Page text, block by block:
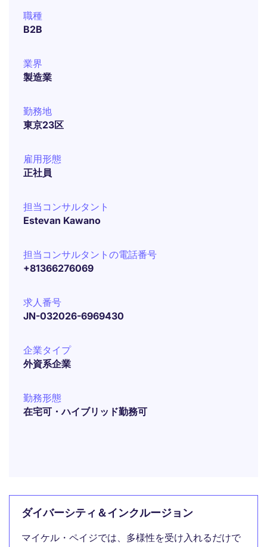
職種
B2B
業界
製造業
勤務地
東京23区
雇用形態
正社員
担当コンサルタント
Estevan Kawano
担当コンサルタントの電話番号
+81366276069
求人番号
JN-032026-6969430
企業タイプ
外資系企業
勤務形態
在宅可・ハイブリッド勤務可
ダイバーシティ＆インクルージョン
マイケル・ペイジでは、多様性を受け入れるだけで